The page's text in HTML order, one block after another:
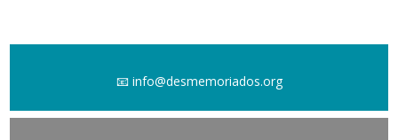
📧 info@desmemoriados.org